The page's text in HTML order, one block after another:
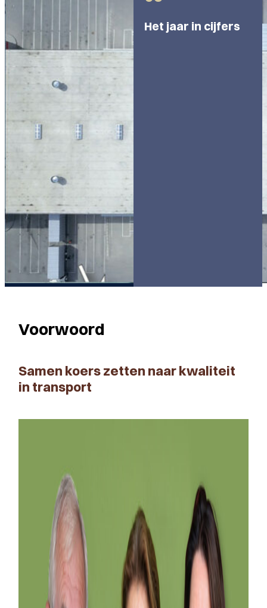
Het jaar in cijfers
Voorwoord
Samen koers zetten naar kwaliteit
in transport